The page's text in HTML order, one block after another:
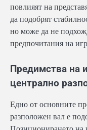
повлияят на
да подобрят
но може да не
предпочитания на
Предимства на
централно
Едно от основните
разположен вал е